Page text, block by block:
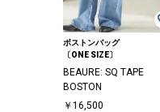
ボストンバッグ
〔ONE SIZE〕
BEAURE: SQ TAPE
BOSTON
￥16,500